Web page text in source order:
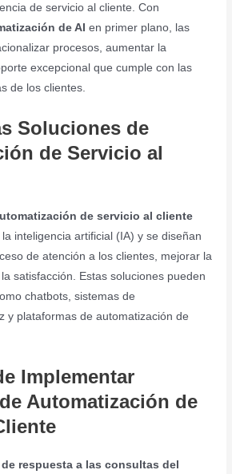
de servicio al cliente. Con
de AI en primer plano, las
procesos, aumentar la
excepcional que cumple con las
de los clientes.
Soluciones de
de Servicio al
de servicio al cliente
inteligencia artificial (IA) y se diseñan
de atención a los clientes, mejorar la
satisfacción. Estas soluciones pueden
chatbots, sistemas de
y plataformas de automatización de
Implementar
Automatización de
respuesta a las consultas del